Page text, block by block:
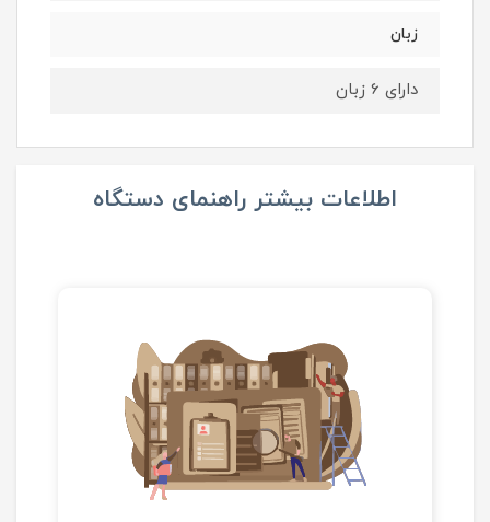
زبان
دارای 6 زبان
اطلاعات بیشتر راهنمای دستگاه